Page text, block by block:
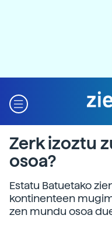
Zerk izoztu
osoa?
Estatu Batuetako
kontinenteen
zen mundu osoa